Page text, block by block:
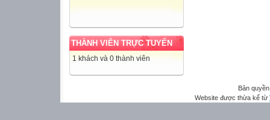
THÀNH VIÊN TRỰC TUYẾN
1 khách và 0 thành viên
Bản
Website được thừa kế từ